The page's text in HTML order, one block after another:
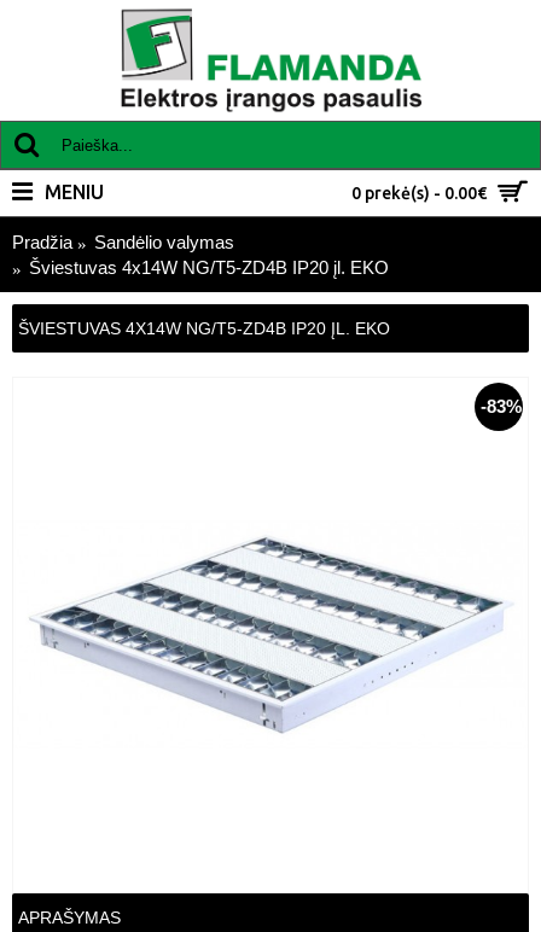
0 prekė(s) - 0.00€
MENIU
Pradžia
Sandėlio valymas
Šviestuvas 4x14W NG/T5-ZD4B IP20 įl. EKO
ŠVIESTUVAS 4X14W NG/T5-ZD4B IP20 ĮL. EKO
-83%
APRAŠYMAS